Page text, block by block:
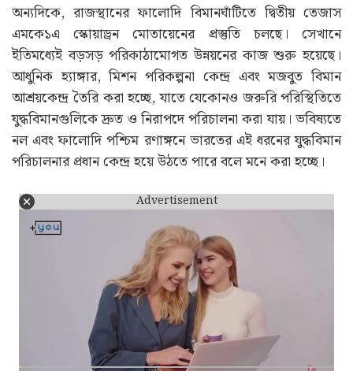
অন্যদিকে, রাজস্থানের ফালোদি বিমানঘাঁটিতে দ্বিতীয় তেজাস
এমকে১এ স্কোয়াড্রন মোতায়েনের প্রস্তুতি চলছে। সেখানে
ইতিমধ্যেই বড়সড় পরিকাঠামোগত উন্নয়নের কাজ শুরু হয়েছে।
আধুনিক হ্যাঙ্গার, মিশন পরিকল্পনা কেন্দ্র এবং মজবুত বিমান
আশ্রয়কেন্দ্র তৈরি করা হচ্ছে, যাতে যেকোনও জরুরি পরিস্থিতিতে
যুদ্ধবিমানগুলিকে দ্রুত ও নিরাপদে পরিচালনা করা যায়। ভবিষ্যতে
নল এবং ফালোদি পশ্চিম রণাঙ্গনে ভারতের এই ধরনের যুদ্ধবিমান
পরিচালনার প্রধান কেন্দ্র হয়ে উঠতে পারে বলে মনে করা হচ্ছে।
Advertisement